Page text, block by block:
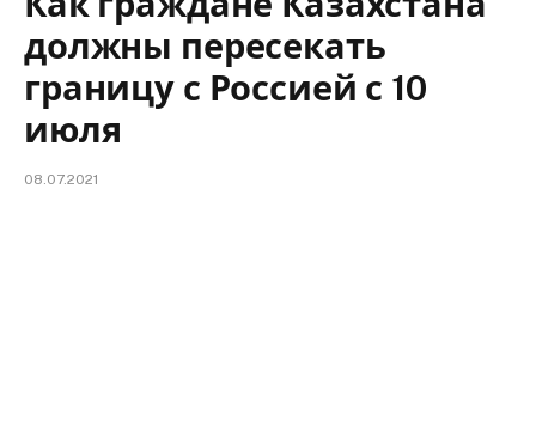
должны пересекать
границу с Россией с 10
июля
08.07.2021